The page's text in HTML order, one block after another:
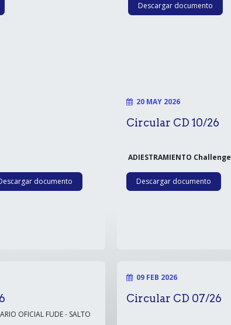
20 MAY 2026
Circular CD 10/26
ADIESTRAMIENTO Challenge
Descargar documento
documento
09 FEB 2026
Circular CD 07/26
OFICIAL FUDE - SALTO
Descargar documento